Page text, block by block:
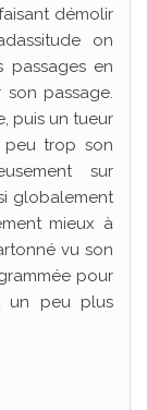
démolir
on
passages en
passage.
puis un tueur
peu trop son
sur
globalement
mieux à
vu son
pour
un peu plus